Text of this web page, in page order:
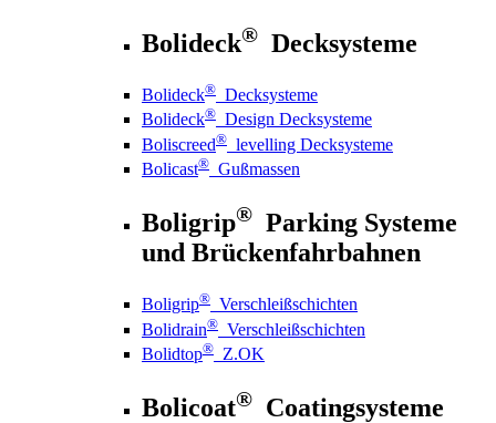
Bolideck® Decksysteme
Bolideck® Decksysteme
Bolideck® Design Decksysteme
Boliscreed® levelling Decksysteme
Bolicast® Gußmassen
Boligrip® Parking Systeme
und Brückenfahrbahnen
Boligrip® Verschleißschichten
Bolidrain® Verschleißschichten
Bolidtop® Z.OK
Bolicoat® Coatingsysteme